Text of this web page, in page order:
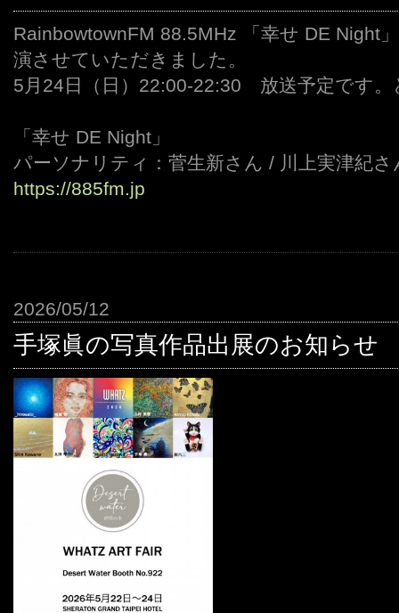
RainbowtownFM 88.5MHz 「幸せ DE Night
演させていただきました。
5月24日（日）22:00-22:30 放送予定です
「幸せ DE Night」
パーソナリティ：菅生新さん / 川上実津紀さ
https://885fm.jp
2026/05/12
手塚眞の写真作品出展のお知らせ